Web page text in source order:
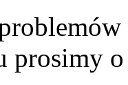
prosimy